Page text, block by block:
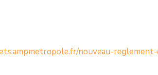
nouveau-